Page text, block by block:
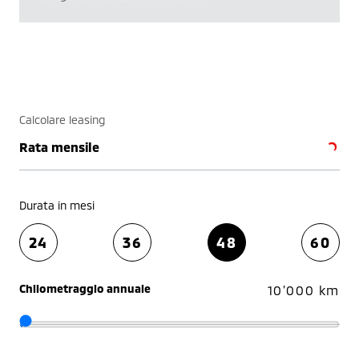
Calcolare leasing
Rata mensile
Durata in mesi
24 36 48 60
Chilometraggio annuale 10'000 km